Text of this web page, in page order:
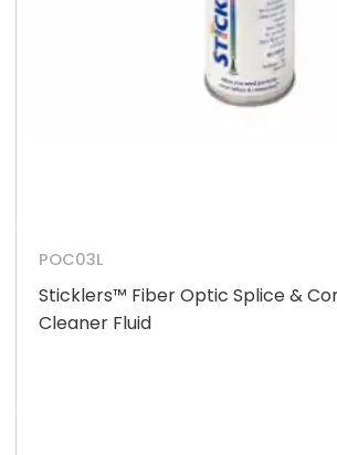
POC03L
Sticklers™ Fiber Optic Splice &
Cleaner Fluid